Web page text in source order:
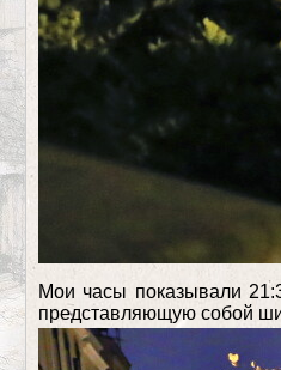
Мои часы показывали
представляющую собой